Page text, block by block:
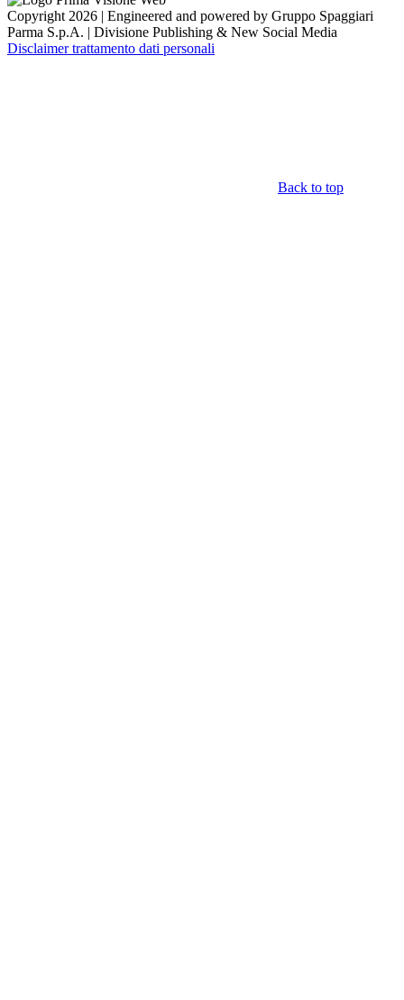
Copyright 2026 | Engineered and powered by Gruppo Spaggiari
Parma S.p.A. | Divisione Publishing & New Social Media
Disclaimer trattamento dati personali
Back to top